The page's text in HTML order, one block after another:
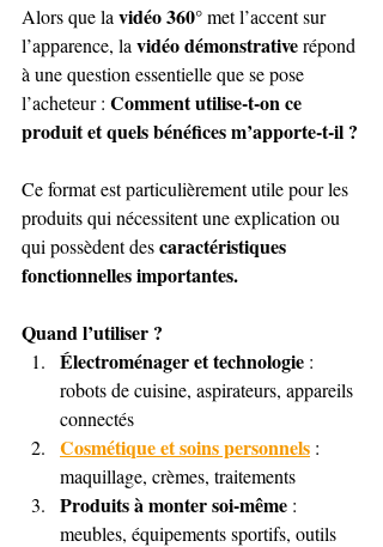
Alors que la vidéo 360° met l’accent sur
l’apparence, la vidéo démonstrative répond
à une question essentielle que se pose
l’acheteur : Comment utilise-t-on ce
produit et quels bénéfices m’apporte-t-il ?
Ce format est particulièrement utile pour les
produits qui nécessitent une explication ou
qui possèdent des caractéristiques
fonctionnelles importantes.
Quand l’utiliser ?
Électroménager et technologie :
robots de cuisine, aspirateurs, appareils
connectés
Cosmétique et soins personnels :
maquillage, crèmes, traitements
Produits à monter soi-même :
meubles, équipements sportifs, outils